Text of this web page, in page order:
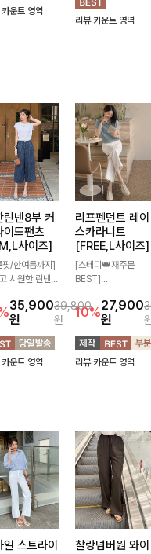
기장이 다리
운트 영역
과 베이직한 디자인으
로 단독은 물론 가볍
리뷰 카운트 영역
린넨8부 커
이드팬츠
사이즈]
핏/한여름까지]
시원한 린넨
재로 한여름까
하게 즐기기
8부 커브 와이드
🤍 자연스럽게
는 커브핏이 멋
실루엣을 연출
35,900
원
39,800
원
운트 영역
리프펜던트 레이
스카라니트
[FREE,L사이즈]
[스테디👑재주문
BEST]
카라 니트에 펜던트
포인트까지 톡-톡 얼
굴을 밝혀주는 컬러와
함께 해요-
10%27,900
원
리뷰 카운트 영역
일 스트라이
찰랑넘버원 와이